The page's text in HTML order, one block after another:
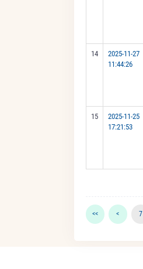
14
2025-11-27
11:44:26
15
2025-11-25
17:21:53
<< < 7